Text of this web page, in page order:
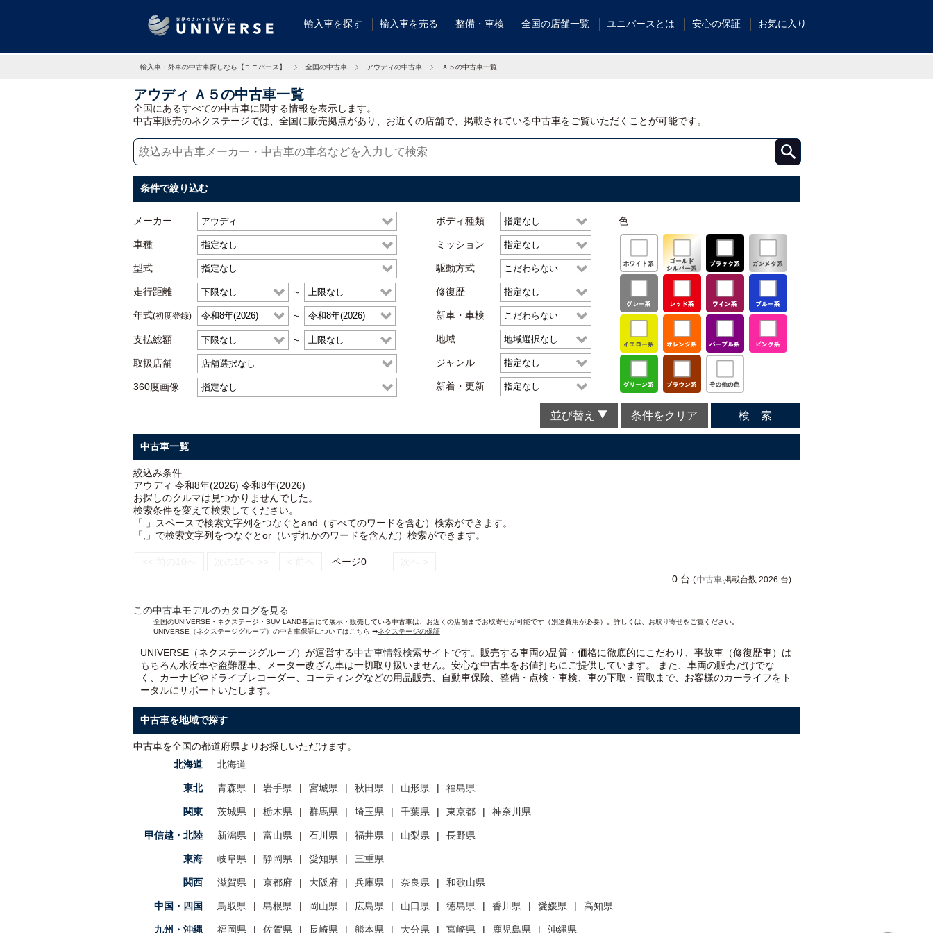
輸入車を探す 輸入車を売る 整備・車検 全国の店舗一覧 ユニバースとは 安心の保証 お気に入り
輸入車・外車の中古車探しなら【ユニバース】 全国の中古車 アウディの中古車 Ａ５の中古車一覧
アウディ Ａ５の中古車一覧
全国にあるすべての中古車に関する情報を表示します。
中古車販売のネクステージでは、全国に販売拠点があり、お近くの店舗で、掲載されている中古車をご覧いただくことが可能です。
条件で絞り込む
メーカー
車種
型式
走行距離 ～
年式(初度登録) ～
支払総額 ～
取扱店舗
360度画像
ボディ種類
ミッション
駆動方式
修復歴
新車・車検
地域
ジャンル
新着・更新
色
並び替え 条件をクリア 検 索
中古車一覧
絞込み条件
アウディ 令和8年(2026) 令和8年(2026)
お探しのクルマは見つかりませんでした。
検索条件を変えて検索してください。
「 」スペースで検索文字列をつなぐとand（すべてのワードを含む）検索ができます。
「,」で検索文字列をつなぐとor（いずれかのワードを含んだ）検索ができます。
ページ0
0 台 (中古車掲載台数:2026 台)
この中古車モデルのカタログを見る
全国のUNIVERSE・ネクステージ・SUV LAND各店にて展示・販売している中古車は、お近くの店舗までお取寄せが可能です（別途費用が必要）。詳しくは、 お取り寄せをご覧ください。
UNIVERSE（ネクステージグループ）の中古車保証についてはこちら ➡ネクステージの保証
UNIVERSE（ネクステージグループ）が運営する中古車情報検索サイトです。販売する車両の品質・価格に徹底的にこだわり、事故車（修復歴車）は
もちろん水没車や盗難歴車、メーター改ざん車は一切取り扱いません。安心な中古車をお値打ちに ご提供しています。 また、車両の販売だけでな
く、カーナビやドライブレコーダー、コーティングなどの用品販売、自動車保険、整備・点検・車検、車の下取・買取まで、お客様のカーライフをト
ータルにサポートいたします。
中古車を地域で探す
中古車を全国の都道府県よりお探しいただけます。
北海道
北海道
東北 青森県 岩手県 宮城県 秋田県 山形県 福島県
関東 茨城県 栃木県 群馬県 埼玉県 千葉県 東京都 神奈川県
甲信越・北陸 新潟県 富山県 石川県 福井県 山梨県 長野県
東海 岐阜県 静岡県 愛知県 三重県
関西 滋賀県 京都府 大阪府 兵庫県 奈良県 和歌山県
中国・四国 鳥取県 島根県 岡山県 広島県 山口県 徳島県 香川県 愛媛県 高知県
九州・沖縄 福岡県 佐賀県 長崎県 熊本県 大分県 宮崎県 鹿児島県 沖縄県